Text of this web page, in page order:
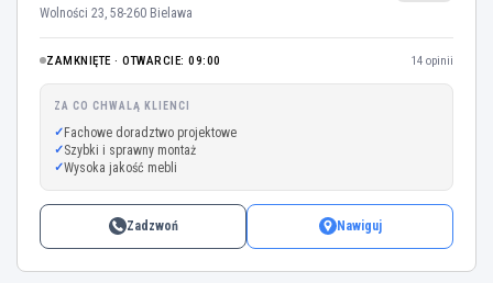
Wolności 23, 58-260 Bielawa
ZAMKNIĘTE · OTWARCIE: 09:00 14 opinii
ZA CO CHWALĄ KLIENCI
Fachowe doradztwo projektowe
Szybki i sprawny montaż
Wysoka jakość mebli
Zadzwoń Nawiguj